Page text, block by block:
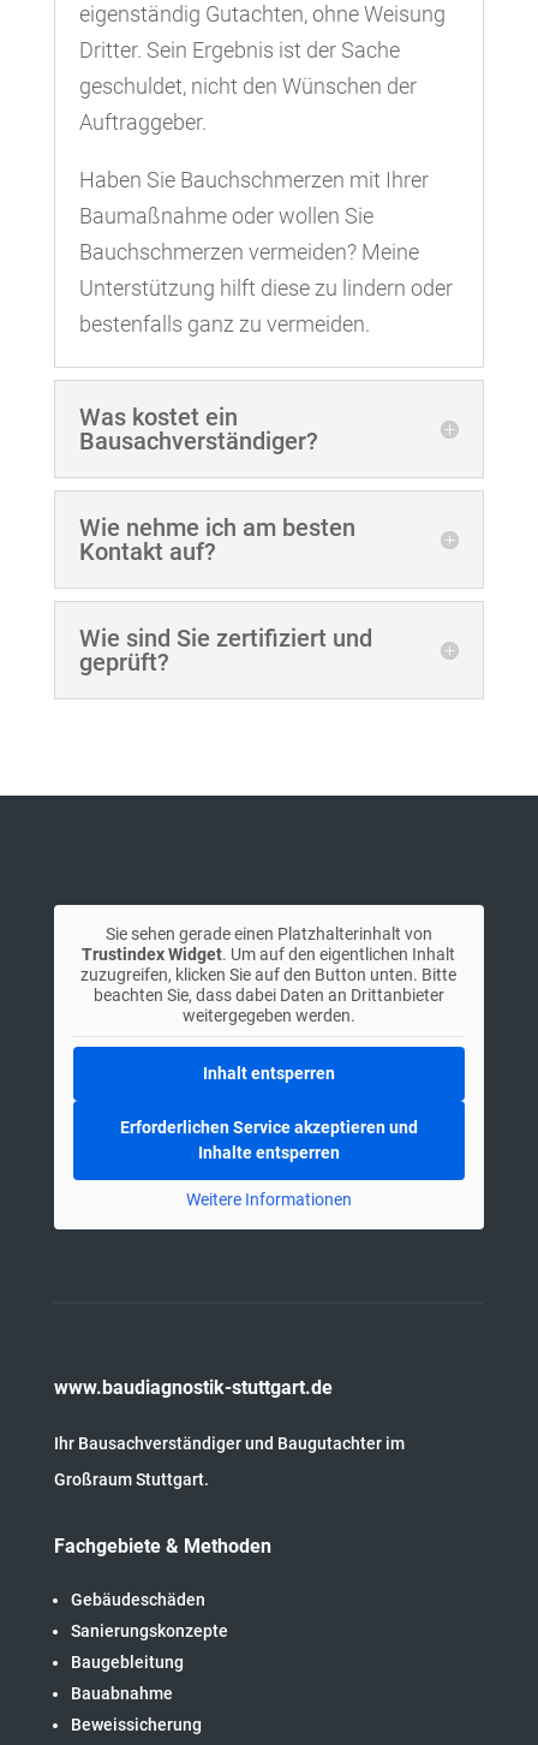
eigenständig Gutachten, ohne Weisung
Dritter. Sein Ergebnis ist der Sache
geschuldet, nicht den Wünschen der
Auftraggeber.
Haben Sie Bauchschmerzen mit Ihrer
Baumaßnahme oder wollen Sie
Bauchschmerzen vermeiden? Meine
Unterstützung hilft diese zu lindern oder
bestenfalls ganz zu vermeiden.
Was kostet ein
Bausachverständiger?
Wie nehme ich am besten
Kontakt auf?
Wie sind Sie zertifiziert und
geprüft?
Sie sehen gerade einen Platzhalterinhalt von
Trustindex Widget. Um auf den eigentlichen Inhalt
zuzugreifen, klicken Sie auf den Button unten. Bitte
beachten Sie, dass dabei Daten an Drittanbieter
weitergegeben werden.
Inhalt entsperren
Erforderlichen Service akzeptieren und
Inhalte entsperren
Weitere Informationen
www.baudiagnostik-stuttgart.de
Ihr Bausachverständiger und Baugutachter im
Großraum Stuttgart.
Fachgebiete & Methoden
Gebäudeschäden
Sanierungskonzepte
Baugebleitung
Bauabnahme
Beweissicherung